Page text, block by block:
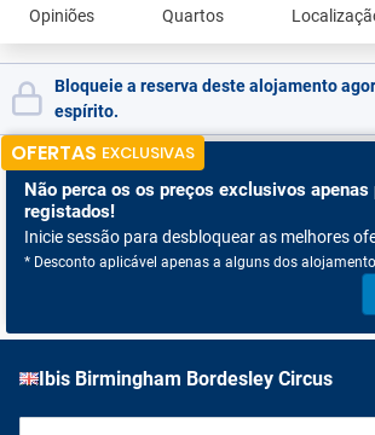
Opiniões Quartos
Bloqueie a reserva deste alojamento
espírito.
OFERTAS EXCLUSIVAS
Não perca os os preços exclusivos apenas
registados!
Inicie sessão para desbloquear as melhores
* Desconto aplicável apenas a alguns dos
Ibis Birmingham Bordesley Circus